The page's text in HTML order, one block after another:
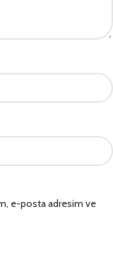
e-posta adresim ve